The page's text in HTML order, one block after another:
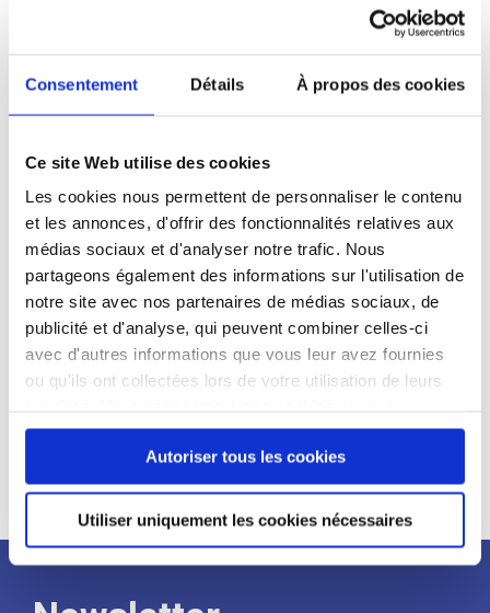
Consentement Détails À propos des cookies
Ce site Web utilise des cookies
Les cookies nous permettent de personnaliser le contenu
et les annonces, d'offrir des fonctionnalités relatives aux
médias sociaux et d'analyser notre trafic. Nous
partageons également des informations sur l'utilisation de
notre site avec nos partenaires de médias sociaux, de
publicité et d'analyse, qui peuvent combiner celles-ci
avec d'autres informations que vous leur avez fournies
ou qu'ils ont collectées lors de votre utilisation de leurs
continuez à utiliser notre site Web.
Autoriser tous les cookies
Utiliser uniquement les cookies nécessaires
Profil du
candidat
Qualifications et diplômes :
Profil recherché :
Expérience :
Processus
de
recrutement